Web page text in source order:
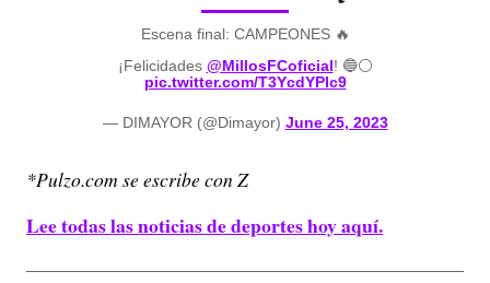
Escena final: CAMPEONES 🔥
¡Felicidades @MillosFCoficial! 🔵⚪️
pic.twitter.com/T3YcdYPIc9
— DIMAYOR (@Dimayor) June 25, 2023
*Pulzo.com se escribe con Z
Lee todas las noticias de deportes hoy aquí.